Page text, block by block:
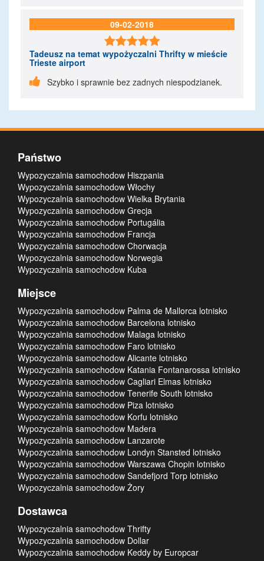
09-02-2018

Tadeusz na temat wypożyczalni Thrifty w mieście
Trieste airport
 Szybko i sprawnie bez zadnych niespodzianek.
Państwo
Wypozyczalnia samochodow Hiszpania
Wypozyczalnia samochodow Włochy
Wypozyczalnia samochodow Wielka Brytania
Wypozyczalnia samochodow Grecja
Wypozyczalnia samochodow Portugália
Wypozyczalnia samochodow Francja
Wypozyczalnia samochodow Chorwacja
Wypozyczalnia samochodow Norwegia
Wypozyczalnia samochodow Kuba
Miejsce
Wypozyczalnia samochodow Palma de Mallorca lotnisko
Wypozyczalnia samochodow Barcelona lotnisko
Wypozyczalnia samochodow Malaga lotnisko
Wypozyczalnia samochodow Faro lotnisko
Wypozyczalnia samochodow Alicante lotnisko
Wypozyczalnia samochodow Katania Fontanarossa lotnisko
Wypozyczalnia samochodow Cagliari Elmas lotnisko
Wypozyczalnia samochodow Tenerife South lotnisko
Wypozyczalnia samochodow Piza lotnisko
Wypozyczalnia samochodow Korfu lotnisko
Wypozyczalnia samochodow Madera
Wypozyczalnia samochodow Lanzarote
Wypozyczalnia samochodow Londyn Stansted lotnisko
Wypozyczalnia samochodow Warszawa Chopin lotnisko
Wypozyczalnia samochodow Sandefjord Torp lotnisko
Wypozyczalnia samochodow Żory
Dostawca
Wypozyczalnia samochodow Thrifty
Wypozyczalnia samochodow Dollar
Wypozyczalnia samochodow Keddy by Europcar